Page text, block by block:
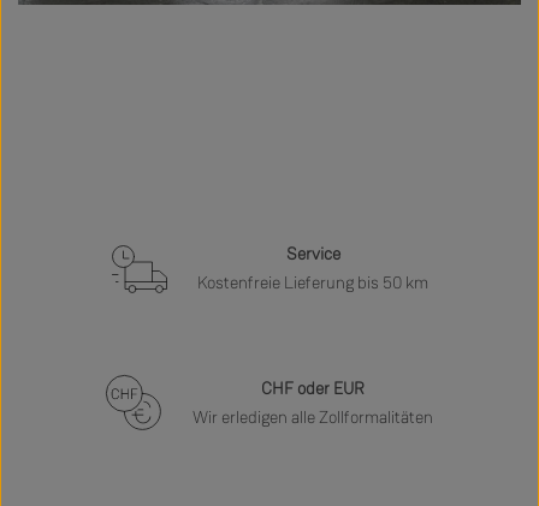
Service
Kostenfreie Lieferung bis 50 km
CHF oder EUR
Wir erledigen alle Zollformalitäten